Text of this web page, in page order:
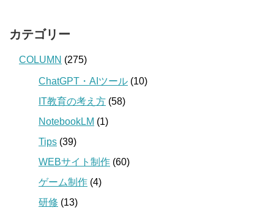
カテゴリー
COLUMN (275)
ChatGPT・AIツール (10)
IT教育の考え方 (58)
NotebookLM (1)
Tips (39)
WEBサイト制作 (60)
ゲーム制作 (4)
研修 (13)